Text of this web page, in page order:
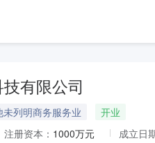
有限公司
未列明商务服务业
开业
注册资本： 1000万元 成立日